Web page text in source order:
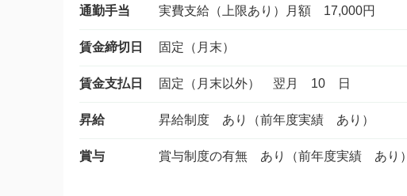
通勤手当 実費支給（上限あり）月額 17,000円
賃金締切日 固定（月末）
賃金支払日 固定（月末以外） 翌月 10 日
昇給 昇給制度 あり（前年度実績 あり）
賞与 賞与制度の有無 あり（前年度実績 あり）